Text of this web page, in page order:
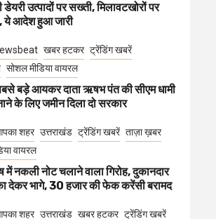
उत्पादों पर सख्ती, मिलावटखोरों पर
ये आदेश हुआ जारी
खबर हटकर ट्रेंडिंग खबरें
सोशल मीडिया वायरल
बड़े आयकर दाता ऋषभ पंत की सीएम धामी
के लिए जमीन दिला दो सरकार
शहर उत्तराखंड ट्रेंडिंग खबरें ताज़ा ख़बर
वायरल
में नकली नोट चलाने वाला गिरोह, दुकानदार
देकर भागे, 30 हजार की फेक करेंसी बरामद
शहर उत्तराखंड खबर हटकर ट्रेंडिंग खबरें